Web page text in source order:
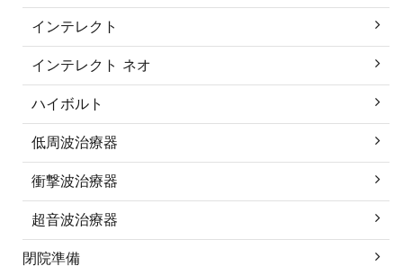
インテレクト
インテレクト ネオ
ハイボルト
低周波治療器
衝撃波治療器
超音波治療器
閉院準備